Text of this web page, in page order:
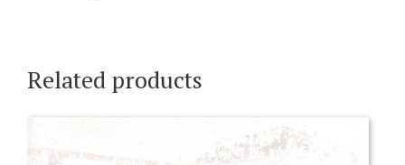
Related products